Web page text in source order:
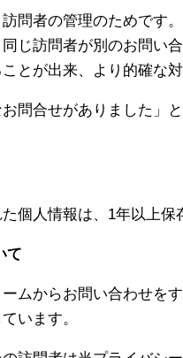
問者の管理のためです
じ訪問者が別のお問い
とが出来、より的確な
問合せがありました」
個人情報は、1年以上保
て
ムからお問い合わせを
います。